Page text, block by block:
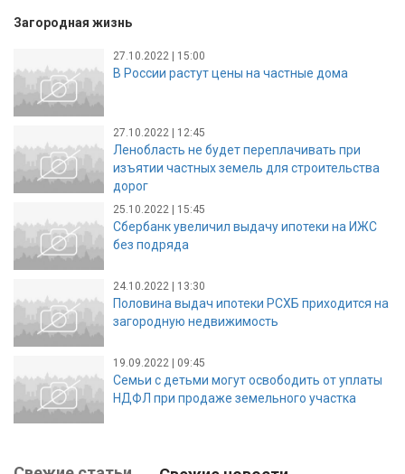
Загородная жизнь
27.10.2022 | 15:00
В России растут цены на частные дома
27.10.2022 | 12:45
Ленобласть не будет переплачивать при
изъятии частных земель для строительства
дорог
25.10.2022 | 15:45
Сбербанк увеличил выдачу ипотеки на ИЖС
без подряда
24.10.2022 | 13:30
Половина выдач ипотеки РСХБ приходится на
загородную недвижимость
19.09.2022 | 09:45
Семьи с детьми могут освободить от уплаты
НДФЛ при продаже земельного участка